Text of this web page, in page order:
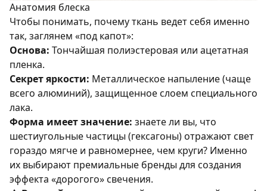
Анатомия блеска
Чтобы понимать, почему ткань ведет себя именно
так, заглянем «под капот»:
Основа: Тончайшая полиэстеровая или ацетатная
пленка.
Секрет яркости: Металлическое напыление (чаще
всего алюминий), защищенное слоем специального
лака.
Форма имеет значение: знаете ли вы, что
шестиугольные частицы (гексагоны) отражают свет
гораздо мягче и равномернее, чем круги? Именно
их выбирают премиальные бренды для создания
эффекта «дорогого» свечения.